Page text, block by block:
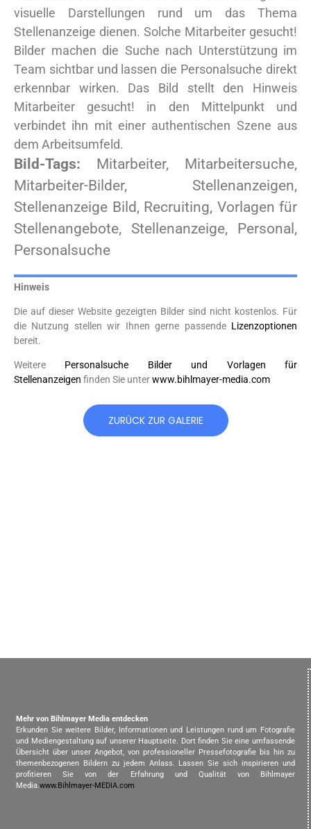
visuelle Darstellungen rund um das Thema
Stellenanzeige dienen. Solche Mitarbeiter gesucht!
Bilder machen die Suche nach Unterstützung im
Team sichtbar und lassen die Personalsuche direkt
erkennbar wirken. Das Bild stellt den Hinweis
Mitarbeiter gesucht! in den Mittelpunkt und
verbindet ihn mit einer authentischen Szene aus
dem Arbeitsumfeld.
Bild-Tags: Mitarbeiter, Mitarbeitersuche,
Mitarbeiter-Bilder, Stellenanzeigen,
Stellenanzeige Bild, Recruiting, Vorlagen für
Stellenangebote, Stellenanzeige, Personal,
Personalsuche
Hinweis
Die auf dieser Website gezeigten Bilder sind nicht kostenlos. Für
die Nutzung stellen wir Ihnen gerne passende Lizenzoptionen
bereit.
Weitere Personalsuche Bilder und Vorlagen für
Stellenanzeigen finden Sie unterwww.bihlmayer-media.com
ZURÜCK ZUR GALERIE
Mehr von Bihlmayer Media entdecken
Erkunden Sie weitere Bilder, Informationen und Leistungen rund um Fotografie
und Mediengestaltung auf unserer Hauptseite. Dort finden Sie eine umfassende
Übersicht über unser Angebot, von professioneller Pressefotografie bis hin zu
themenbezogenen Bildern zu jedem Anlass. Lassen Sie sich inspirieren und
profitieren Sie von der Erfahrung und Qualität von Bihlmayer
Media.www.Bihlmayer-MEDIA.com